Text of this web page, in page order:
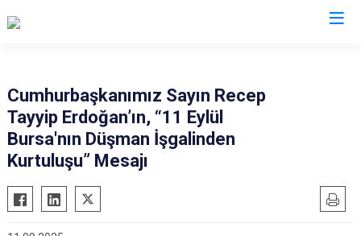
Cumhurbaşkanımız Sayın Recep
Tayyip Erdoğan’ın, “11 Eylül
Bursa'nın Düşman İşgalinden
Kurtuluşu” Mesajı